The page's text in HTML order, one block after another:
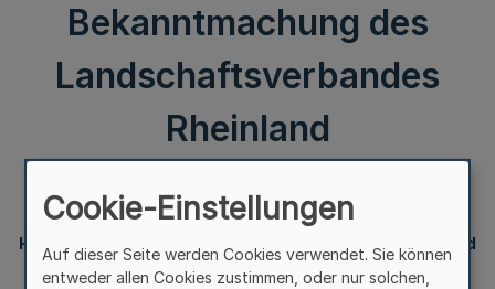
Bekanntmachung des
Landschaftsverbandes
Rheinland
III.
Haushaltssatzung des Landschaftsverbandes Rheinland
für das Haushaltsjahr 2019
Cookie-Einstellungen
Auf dieser Seite werden Cookies verwendet. Sie können
entweder allen Cookies zustimmen, oder nur solchen,